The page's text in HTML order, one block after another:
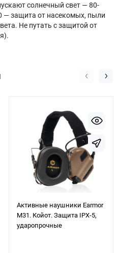
солнечный свет — 80-
— защита от насекомых, пыли
Не путать с защитой от
Активные наушники Earmor
M31. Койот. Защита IPX-5,
ударопрочные